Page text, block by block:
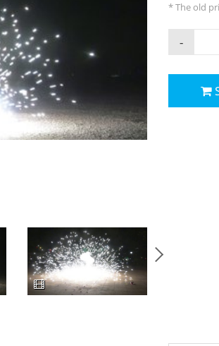
* The old
-